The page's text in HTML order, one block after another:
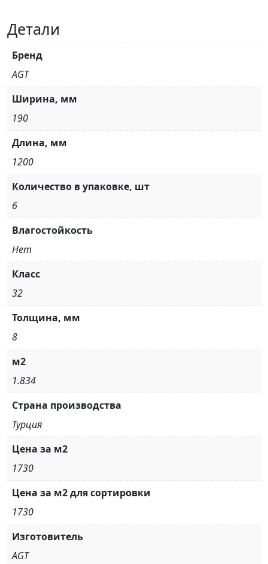
Детали
Бренд
AGT
Ширина, мм
190
Длина, мм
1200
Количество в упаковке, шт
6
Влагостойкость
Нет
Класс
32
Толщина, мм
8
м2
1.834
Страна производства
Турция
Цена за м2
1730
Цена за м2 для сортировки
1730
Изготовитель
AGT